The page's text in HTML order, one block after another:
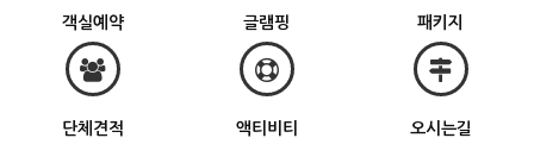
객실예약 글램핑 패키지
단체견적 액티비티 오시는길